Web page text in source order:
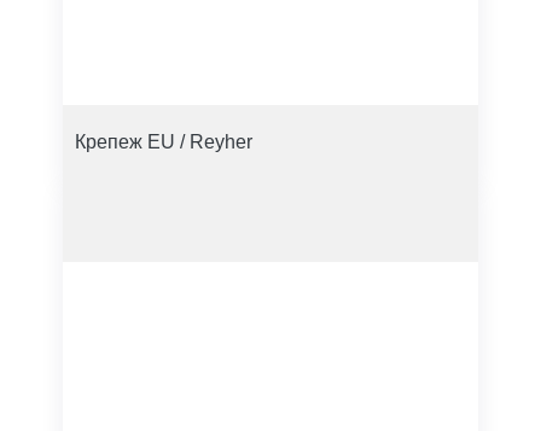
Крепеж EU / Reyher